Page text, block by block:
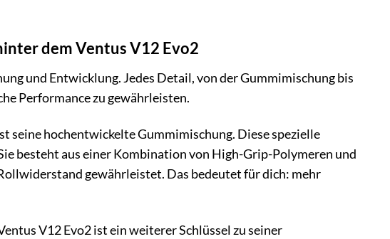
dem Ventus V12 Evo2
und Entwicklung. Jedes Detail, von der Gummimischung bis
Performance zu gewährleisten.
seine hochentwickelte Gummimischung. Diese spezielle
besteht aus einer Kombination von High-Grip-Polymeren und
gewährleistet. Das bedeutet für dich: mehr
V12 Evo2 ist ein weiterer Schlüssel zu seiner